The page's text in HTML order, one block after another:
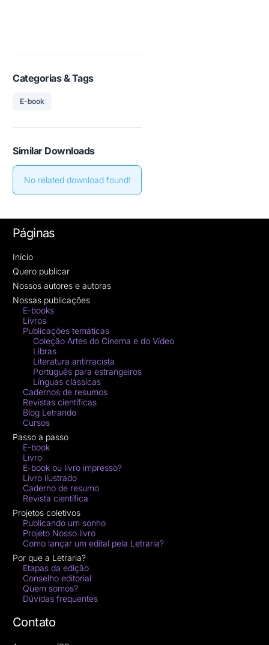
Categorias & Tags
E-book
Similar Downloads
No related download found!
Páginas
Início
Quero publicar
Nossos autores e autoras
Nossas publicações
E-books
Livros
Publicações temáticas
Coleção Artes do Cinema e do Vídeo
Libras
Literatura antirracista
Português para estrangeiros
Línguas clássicas
Cadernos de resumos
Revistas científicas
Blog Letrando
Cursos
Passo a passo
E-book
Livro
E-book ou livro impresso?
Livro ilustrado
Caderno de resumo
Revista científica
Projetos coletivos
Publicando um sonho
Projeto Nosso livro
Como lançar um edital pela Letraria?
Por que a Letraria?
Etapas da edição
Conselho editorial
Quem somos?
Dúvidas frequentes
Contato